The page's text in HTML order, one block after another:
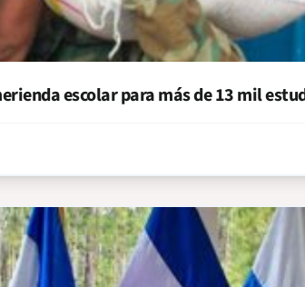
escolar para más de 13 mil